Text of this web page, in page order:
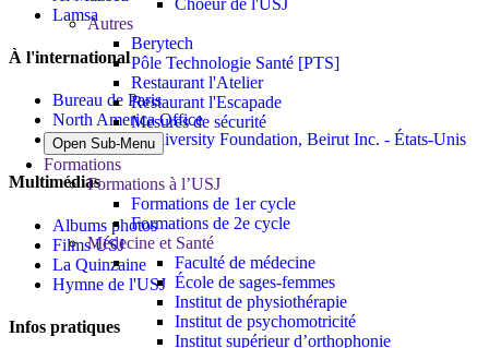
Autres
Berytech
Pôle Technologie Santé [PTS]
Restaurant l'Atelier
Restaurant l'Escapade
Mesures de sécurité
Open Sub-Menu
Formations
Formations à l’USJ
Formations de 1er cycle
Formations de 2e cycle
Médecine et Santé
Faculté de médecine
École de sages-femmes
Institut de physiothérapie
Institut de psychomotricité
Institut supérieur d’orthophonie
Lamsa
À l'international
Bureau de Paris
North America Office
Saint Joseph University Foundation, Beirut Inc. - États-Unis
Multimédias
Albums photos
Films USJ
La Quinzaine
Hymne de l'USJ
Infos pratiques